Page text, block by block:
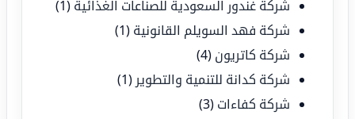
شركة غندور السعودية للصناعات الغذائية (1)
شركة فهد السويلم القانونية (1)
شركة كاتريون (4)
شركة كدانة للتنمية والتطوير (1)
شركة كفاءات (3)